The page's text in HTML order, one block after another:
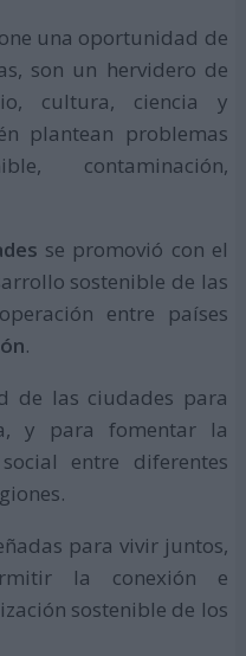
una oportunidad de
son un hervidero de
cultura, ciencia y
plantean problemas
contaminación,
se promovió con el
sostenible de las
entre países
.
de las ciudades para
y para fomentar la
entre diferentes
para vivir juntos,
la conexión e
sostenible de los